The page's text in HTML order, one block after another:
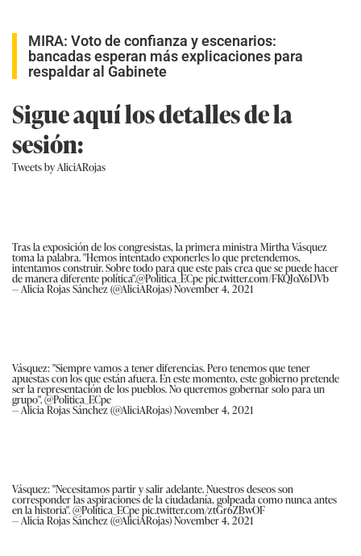
MIRA: Voto de confianza y escenarios:
bancadas esperan más explicaciones para
respaldar al Gabinete
Sigue aquí los detalles de la
sesión:
Tweets by AliciARojas
Tras la exposición de los congresistas, la primera ministra Mirtha Vásquez
toma la palabra. "Hemos intentado exponerles lo que pretendemos,
intentamos construir. Sobre todo para que este país crea que se puede hacer
de manera diferente política".@Politica_ECpepic.twitter.com/FKQJoX6DVb
— Alicia Rojas Sánchez (@AliciARojas)November 4, 2021
Vásquez: "Siempre vamos a tener diferencias. Pero tenemos que tener
apuestas con los que están afuera. En este momento, este gobierno pretende
ser la representación de los pueblos. No queremos gobernar solo para un
grupo".@Politica_ECpe
— Alicia Rojas Sánchez (@AliciARojas)November 4, 2021
Vásquez: "Necesitamos partir y salir adelante. Nuestros deseos son
corresponder las aspiraciones de la ciudadanía, golpeada como nunca antes
en la historia".@Politica_ECpepic.twitter.com/ztGr6ZBwOF
— Alicia Rojas Sánchez (@AliciARojas)November 4, 2021